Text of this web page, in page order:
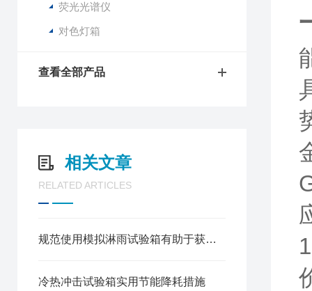
荧光光谱仪
对色灯箱
查看全部产品
相关文章
RELATED ARTICLES
规范使用模拟淋雨试验箱有助于获取准确的测试数据
冷热冲击试验箱实用节能降耗措施